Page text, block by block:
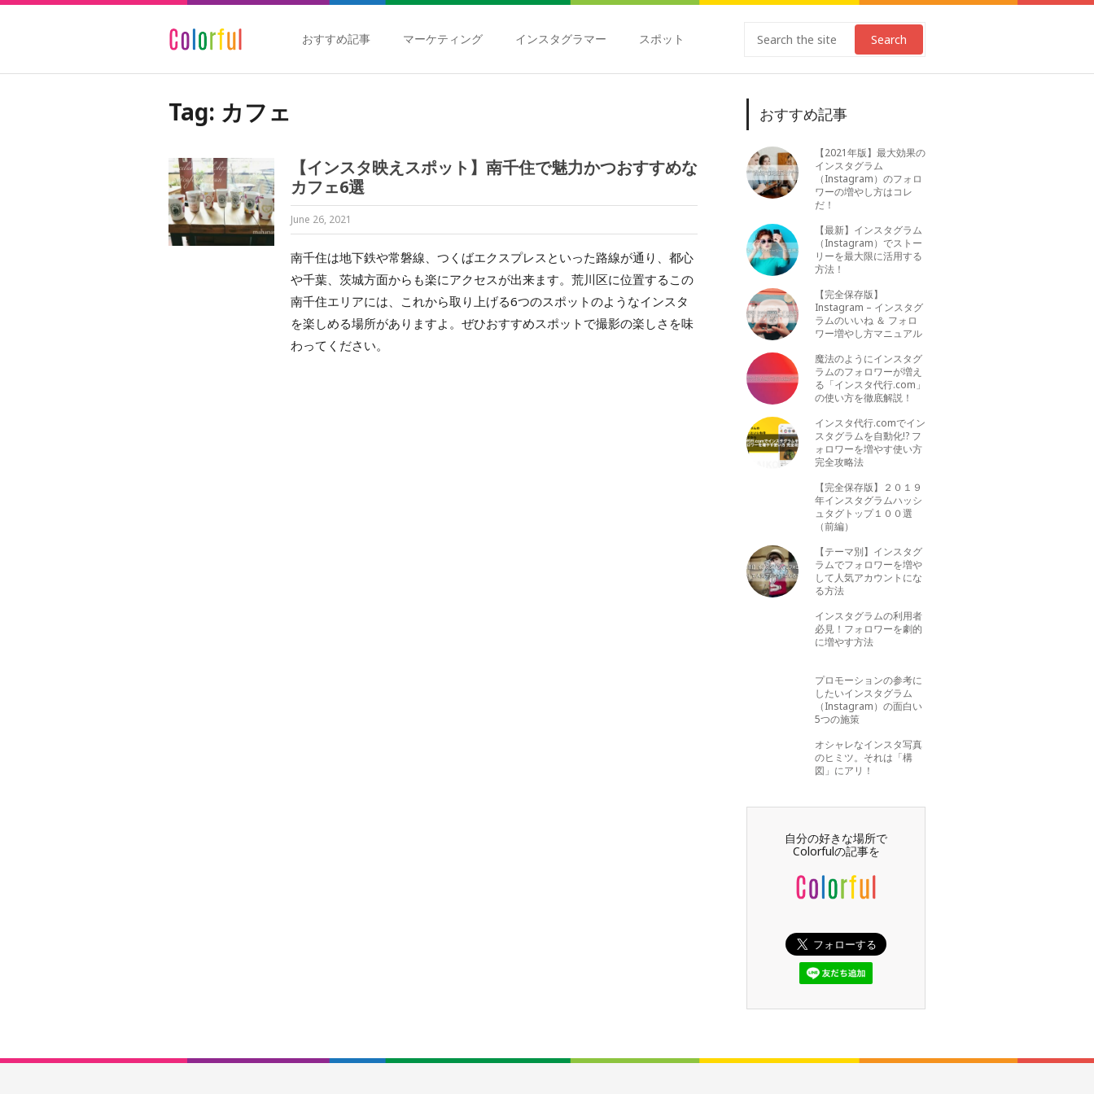
おすすめ記事 マーケティング インスタグラマー スポット Search
Tag: カフェ
【インスタ映えスポット】南千住で魅力かつおすすめな
カフェ6選
June 26, 2021
南千住は地下鉄や常磐線、つくばエクスプレスといった路線が通り、都心
や千葉、茨城方面からも楽にアクセスが出来ます。荒川区に位置するこの
南千住エリアには、これから取り上げる6つのスポットのようなインスタ
を楽しめる場所がありますよ。ぜひおすすめスポットで撮影の楽しさを味
わってください。
おすすめ記事
【2021年版】最大効果の
インスタグラム
（Instagram）のフォロ
ワーの増やし方はコレ
だ！
【最新】インスタグラム
（Instagram）でストー
リーを最大限に活用する
方法！
【完全保存版】
Instagram – インスタグ
ラムのいいね ＆ フォロ
ワー増やし方マニュアル
魔法のようにインスタグ
ラムのフォロワーが増え
る「インスタ代行.com」
の使い方を徹底解説！
インスタ代行.comでイン
スタグラムを自動化!? フ
ォロワーを増やす使い方
完全攻略法
【完全保存版】２０１９
年インスタグラムハッシ
ュタグトップ１００選
（前編）
【テーマ別】インスタグ
ラムでフォロワーを増や
して人気アカウントにな
る方法
インスタグラムの利用者
必見！フォロワーを劇的
に増やす方法
プロモーションの参考に
したいインスタグラム
（Instagram）の面白い
5つの施策
オシャレなインスタ写真
のヒミツ。それは「構
図」にアリ！
自分の好きな場所で
Colorfulの記事を